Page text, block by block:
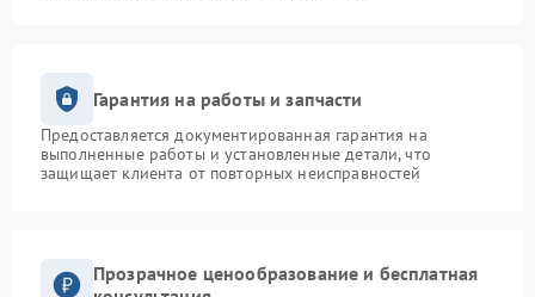
Гарантия на работы и запчасти
Предоставляется документированная гарантия на
выполненные работы и установленные детали, что
защищает клиента от повторных неисправностей
Прозрачное ценообразование и бесплатная